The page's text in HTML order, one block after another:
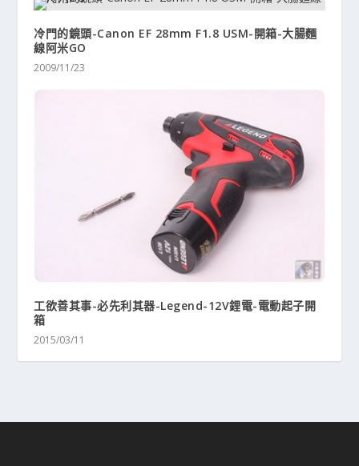
冷門的鏡頭-Canon EF 28mm F1.8 USM-開箱-大腸麵
線阿米GO
2009/11/23
工欲善其事-必先利其器-Legend-12V鋰電-電動起子開
箱
2015/03/11